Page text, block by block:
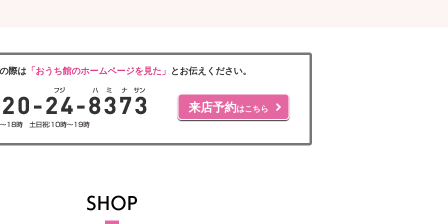
際は 「おうち館のホームページを見た」 とお伝えください。
来店予約はこちら